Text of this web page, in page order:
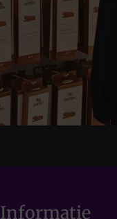
Informatie